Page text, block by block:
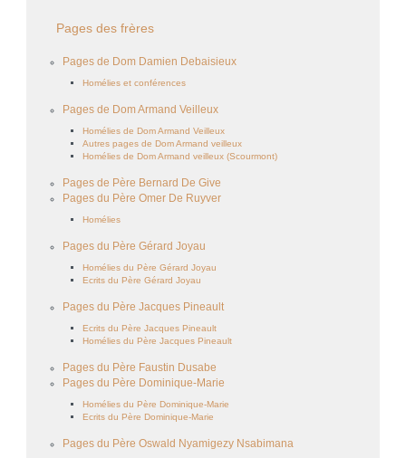
Pages des frères
Pages de Dom Damien Debaisieux
Homélies et conférences
Pages de Dom Armand Veilleux
Homélies de Dom Armand Veilleux
Autres pages de Dom Armand veilleux
Homélies de Dom Armand veilleux (Scourmont)
Pages de Père Bernard De Give
Pages du Père Omer De Ruyver
Homélies
Pages du Père Gérard Joyau
Homélies du Père Gérard Joyau
Ecrits du Père Gérard Joyau
Pages du Père Jacques Pineault
Ecrits du Père Jacques Pineault
Homélies du Père Jacques Pineault
Pages du Père Faustin Dusabe
Pages du Père Dominique-Marie
Homélies du Père Dominique-Marie
Ecrits du Père Dominique-Marie
Pages du Père Oswald Nyamigezy Nsabimana